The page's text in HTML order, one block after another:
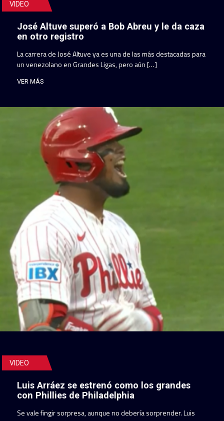
VIDEO
José Altuve superó a Bob Abreu y le da caza
en otro registro
La carrera de José Altuve ya es una de las más destacadas para
un venezolano en Grandes Ligas, pero aún […]
VER MÁS
VIDEO
Luis Arráez se estrenó como los grandes
con Phillies de Philadelphia
Se vale fingir sorpresa, aunque no debería sorprender. Luis